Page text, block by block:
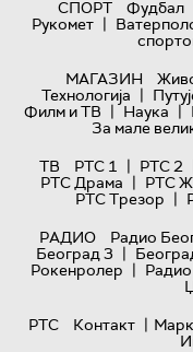
СПОРТ
Фудбал
Рукомет |
МАГАЗИН
Технологијa |
Филм и ТВ | Наука |
За мале
ТВ
РТС 1 | РТС 2
РТС Драма | РТС
РТС Трезор |
РАДИО
Радио
Београд 3 |
Рокенролер |
РТС
Контакт |